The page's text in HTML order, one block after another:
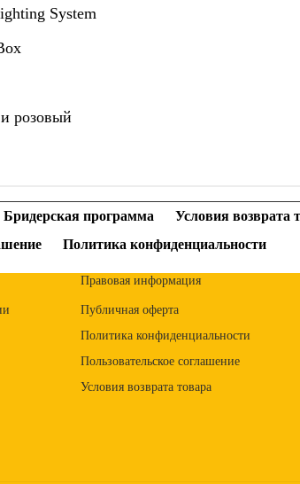
System
розовый
Бридерская программа Условия возврата
Политика конфиденциальности
Правовая информация
Публичная оферта
Политика конфиденциальности
Пользовательское соглашение
Условия возврата товара